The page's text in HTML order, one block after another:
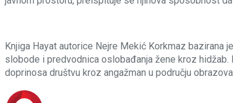
Knjiga Hayat autorice Nejre Mekić Korkmaz
slobode i predvodnica oslobađanja žene kroz
doprinosa društvu kroz angažman u području